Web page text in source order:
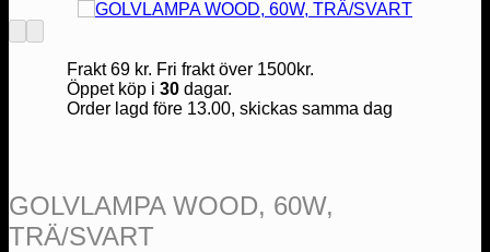
Frakt 69 kr. Fri frakt över 1500kr.
Öppet köp i 30dagar.
Order lagd före 13.00, skickas samma dag
GOLVLAMPA WOOD, 60W,
TRÄ/SVART